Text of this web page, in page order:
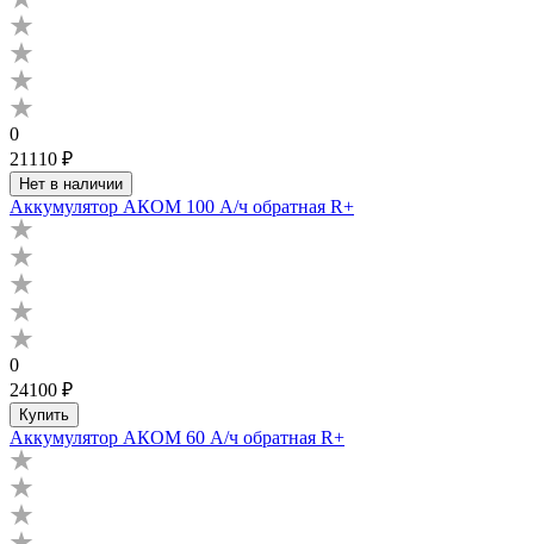
0
21110 ₽
Нет в наличии
Аккумулятор АКОМ 100 А/ч обратная R+
0
24100 ₽
Купить
Аккумулятор АКОМ 60 А/ч обратная R+